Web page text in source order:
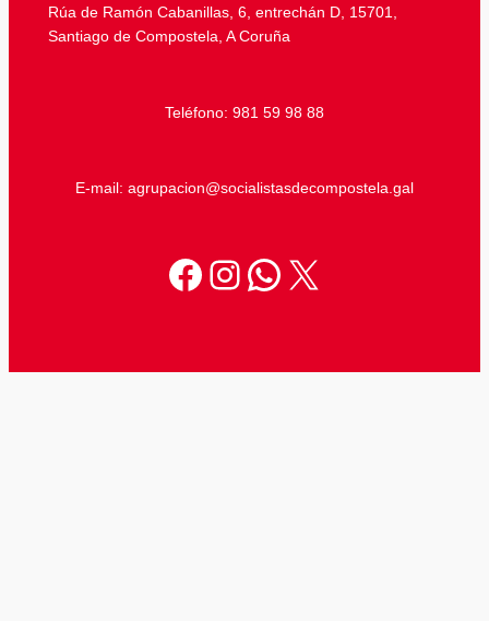
Rúa de Ramón Cabanillas, 6, entrechán D, 15701,
Santiago de Compostela, A Coruña
Teléfono: 981 59 98 88
E-mail: agrupacion@socialistasdecompostela.gal
Facebook
Instagram
WhatsApp
X